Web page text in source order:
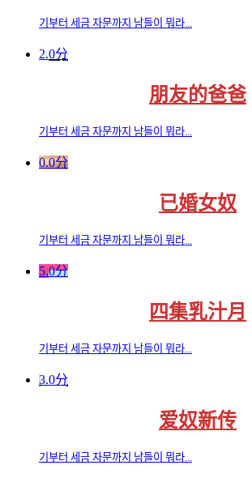
기부터 세금 자문까지 남들이 뭐라...
2.0分
朋友的爸爸
기부터 세금 자문까지 남들이 뭐라...
0.0分
已婚女奴
기부터 세금 자문까지 남들이 뭐라...
5.0分
四集乳汁月
기부터 세금 자문까지 남들이 뭐라...
3.0分
爱奴新传
기부터 세금 자문까지 남들이 뭐라...